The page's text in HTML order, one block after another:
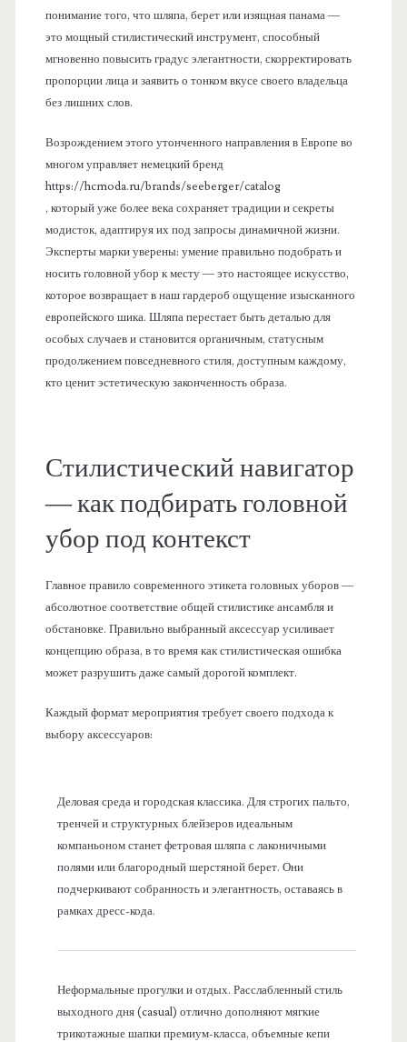
понимание того, что шляпа, берет или изящная панама —
это мощный стилистический инструмент, способный
мгновенно повысить градус элегантности, скорректировать
пропорции лица и заявить о тонком вкусе своего владельца
без лишних слов.
Возрождением этого утонченного направления в Европе во
многом управляет немецкий бренд
https://hcmoda.ru/brands/seeberger/catalog
, который уже более века сохраняет традиции и секреты
модисток, адаптируя их под запросы динамичной жизни.
Эксперты марки уверены: умение правильно подобрать и
носить головной убор к месту — это настоящее искусство,
которое возвращает в наш гардероб ощущение изысканного
европейского шика. Шляпа перестает быть деталью для
особых случаев и становится органичным, статусным
продолжением повседневного стиля, доступным каждому,
кто ценит эстетическую законченность образа.
Стилистический навигатор
— как подбирать головной
убор под контекст
Главное правило современного этикета головных уборов —
абсолютное соответствие общей стилистике ансамбля и
обстановке. Правильно выбранный аксессуар усиливает
концепцию образа, в то время как стилистическая ошибка
может разрушить даже самый дорогой комплект.
Каждый формат мероприятия требует своего подхода к
выбору аксессуаров:
Деловая среда и городская классика. Для строгих пальто,
тренчей и структурных блейзеров идеальным
компаньоном станет фетровая шляпа с лаконичными
полями или благородный шерстяной берет. Они
подчеркивают собранность и элегантность, оставаясь в
рамках дресс-кода.
Неформальные прогулки и отдых. Расслабленный стиль
выходного дня (casual) отлично дополняют мягкие
трикотажные шапки премиум-класса, объемные кепи